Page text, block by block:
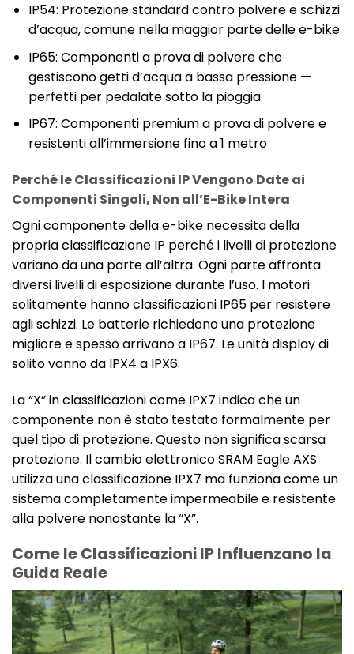
IP54: Protezione standard contro polvere e schizzi
d’acqua, comune nella maggior parte delle e-bike
IP65: Componenti a prova di polvere che
gestiscono getti d’acqua a bassa pressione —
perfetti per pedalate sotto la pioggia
IP67: Componenti premium a prova di polvere e
resistenti all’immersione fino a 1 metro
Perché le Classificazioni IP Vengono Date ai
Componenti Singoli, Non all’E-Bike Intera
Ogni componente della e-bike necessita della
propria classificazione IP perché i livelli di protezione
variano da una parte all’altra. Ogni parte affronta
diversi livelli di esposizione durante l’uso. I motori
solitamente hanno classificazioni IP65 per resistere
agli schizzi. Le batterie richiedono una protezione
migliore e spesso arrivano a IP67. Le unità display di
solito vanno da IPX4 a IPX6.
La “X” in classificazioni come IPX7 indica che un
componente non è stato testato formalmente per
quel tipo di protezione. Questo non significa scarsa
protezione. Il cambio elettronico SRAM Eagle AXS
utilizza una classificazione IPX7 ma funziona come un
sistema completamente impermeabile e resistente
alla polvere nonostante la “X”.
Come le Classificazioni IP Influenzano la
Guida Reale